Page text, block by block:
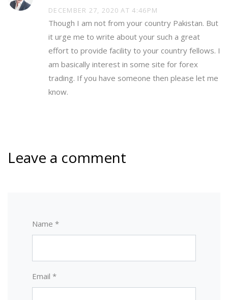
DECEMBER 27, 2020 AT 4:46PM
Though I am not from your country Pakistan. But
it urge me to write about your such a great
effort to provide facility to your country fellows. I
am basically interest in some site for forex
trading. If you have someone then please let me
know.
Leave a comment
Name *
Email *